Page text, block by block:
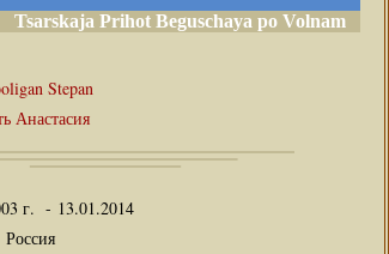
Tsarskaja Prihot Beguschaya po Volnam
Stepan
Анастасия
г. - 13.01.2014
Россия